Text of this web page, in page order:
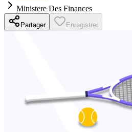
Ministere Des Finances
Partager Enregistrer